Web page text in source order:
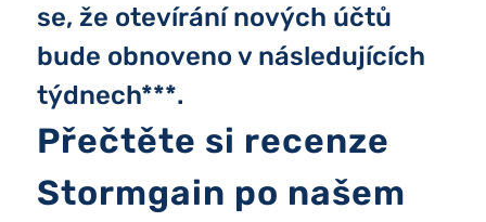
se, že otevírání nových účtů
bude obnoveno v následujících
týdnech***.
Přečtěte si recenze
Stormgain po našem